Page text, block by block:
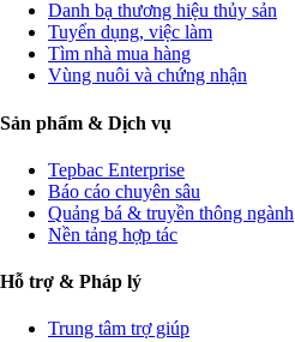
Danh bạ thương hiệu thủy sản
Tuyển dụng, việc làm
Tìm nhà mua hàng
Vùng nuôi và chứng nhận
Sản phẩm & Dịch vụ
Tepbac Enterprise
Báo cáo chuyên sâu
Quảng bá & truyền thông ngành
Nền tảng hợp tác
Hỗ trợ & Pháp lý
Trung tâm trợ giúp